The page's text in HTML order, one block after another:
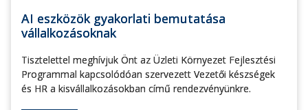
AI eszközök gyakorlati bemutatása
vállalkozásoknak
Tisztelettel meghívjuk Önt az Üzleti Környezet Fejlesztési
Programmal kapcsolódóan szervezett Vezetői készségek
és HR a kisvállalkozásokban című rendezvényünkre.